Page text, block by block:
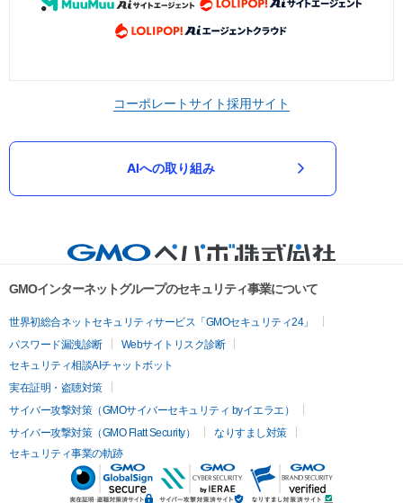
コーポレートサイト採用サイト
AIへの取り組み
GMOインターネットグループのセキュリティ事業について
世界初総合ネットセキュリティサービス「GMOセキュリティ24」
パスワード漏洩診断
Webサイトリスク診断
セキュリティ相談AIチャットボット
実在証明・盗聴対策
サイバー攻撃対策（GMOサイバーセキュリティ byイエラエ）
サイバー攻撃対策（GMO Flatt Security）
なりすまし対策
セキュリティ事業の軌跡